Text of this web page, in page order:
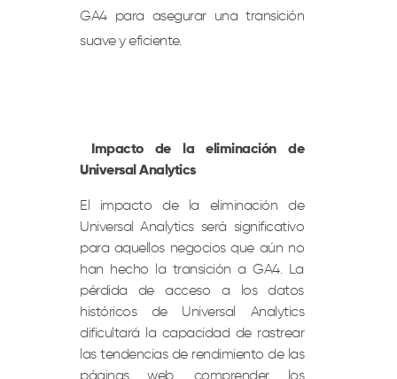
GA4 para asegurar una transición
suave y eficiente.
Impacto de la eliminación de
Universal Analytics
El impacto de la eliminación de
Universal Analytics será significativo
para aquellos negocios que aún no
han hecho la transición a GA4. La
pérdida de acceso a los datos
históricos de Universal Analytics
dificultará la capacidad de rastrear
las tendencias de rendimiento de las